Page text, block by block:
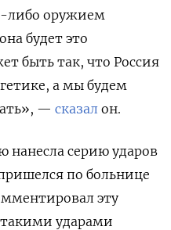
либо оружием
будет это
быть так, что Россия
а мы будем
— сказал он.
нанесла серию ударов
по больнице
эту
ударами